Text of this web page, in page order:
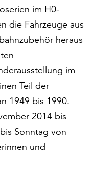
im H0-
die Fahrzeuge aus
heraus
im
Teil der
1949 bis 1990.
2014 bis
Sonntag von
und